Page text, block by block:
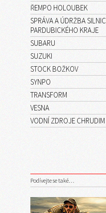
ŘEMPO HOLOUBEK
SPRÁVA A ÚDRŽBA SILNIC
PARDUBICKÉHO KRAJE
SUBARU
SUZUKI
STOCK BOŽKOV
SYNPO
TRANSFORM
VESNA
VODNÍ ZDROJE CHRUDIM
Podívejte se také…